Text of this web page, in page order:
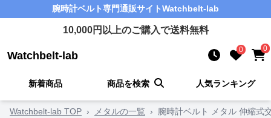
腕時計ベルト専門通販サイトWatchbelt-lab
10,000円以上のご購入で送料無料
Watchbelt-lab 0 0
新着商品 商品を検索 人気ランキング
Watchbelt-lab TOP › メタルの一覧 › 腕時計ベルト メタル 伸縮式